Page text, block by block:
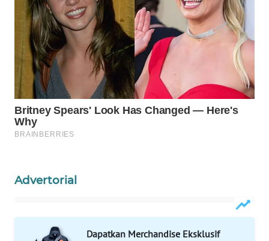
Advertorial
Dapatkan Merchandise Eksklusif
WAHANA
PERSONA
WAHANA
OTOMOTIF
WAHANA
HEALTH
WISATA
WAHANA